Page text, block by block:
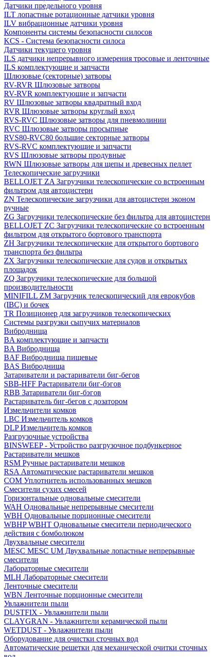
Датчики предельного уровня
ILT лопастные ротационные датчики уровня
ILV вибрационные датчики уровня
Компоненты системы безопасности силосов
KCS - Система безопасности силоса
Датчики текущего уровня
ILS датчики непрерывного измерения тросовые и ленточные
ILS комплектующие и запчасти
Шлюзовые (секторные) затворы
RV-RVR Шлюзовые затворы
RV-RVR комплектующие и запчасти
RV Шлюзовые затворы квадратный вход
RVR Шлюзовые затворы круглый вход
RVS-RVC Шлюзовые затворы для пневмолинии
RVC Шлюзовые затворы просыпные
RVS80-RVC80 большие секторные затворы
RVS-RVC комплектующие и запчасти
RVS Шлюзовые затворы продувные
RWN Шлюзовые затворы для щепы и древесных пеллет
Телескопические загрузчики
BELLOJET ZA Загрузчики телескопические со встроенным
фильтром для автоцистерн
ZN Телескопические загрузчики для автоцистерн эконом
ручные
ZG Загрузчики телескопические без фильтра для автоцистерн
BELLOJET ZC Загрузчики телескопические со встроенным
фильтром для открытого бортового транспорта
ZH Загрузчики телескопические для открытого бортового
транспорта без фильтра
ZX Загрузчики телескопические для судов и открытых
площадок
ZQ Загрузчики телескопические для большой
производительности
MINIFILL ZM Загрузчик телескопический для еврокубов
(IBC) и бочек
TR Позиционер для загрузчиков телескопических
Системы разгрузки сыпучих материалов
Виброднища
BA комплектующие и запчасти
BA Виброднища
BAF Виброднища пищевые
BAS Виброднища
Затариватели и растариватели биг-бегов
SBB-HFF Растариватели биг-бэгов
RBB Затариватели биг-бэгов
Растариватель биг-бегов с дозатором
Измельчители комков
LBC Измельчитель комков
DLP Измельчитель комков
Разгрузочные устройства
BINSWEEP - Устройство разгрузочное подбункерное
Растариватели мешков
RSM Ручные растариватели мешков
RSA Автоматические растариватели мешков
COM Уплотнитель использованных мешков
Смесители сухих смесей
Горизонтальные одновальные смесители
WAH Одновальные непрерывные смесители
WBH Одновальные порционные смесители
WBHP WBHT Одновальные смесители периодического
действия с бомболюком
Двухвальные смесители
MESC MESC UM Двухвальные лопастные непрерывные
смесители
Лабораторные смесители
MLH Лабораторные смесители
Ленточные смесители
WBN Ленточные порционные смесители
Увлажнители пыли
DUSTFIX - Увлажнители пыли
CLAYGRAN - Увлажнители керамической пыли
WETDUST - Увлажнители пыли
Оборудование для очистки сточных вод
Автоматические решетки для механической очитки сточных